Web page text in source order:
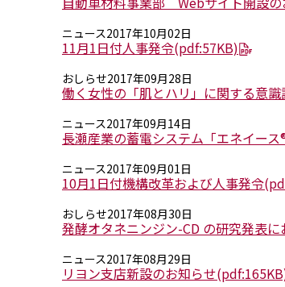
ニュース2017年10月02日
11月1日付人事発令(pdf:57KB)
おしらせ2017年09月28日
働く女性の「肌とハリ」に関する意識
ニュース2017年09月14日
長瀬産業の蓄電システム「エネイー
ニュース2017年09月01日
10月1日付機構改革および人事発令
おしらせ2017年08月30日
発酵オタネニンジン-CD の研究発表
ニュース2017年08月29日
リヨン支店新設のお知らせ